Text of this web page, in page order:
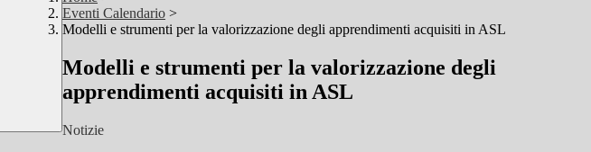
Eventi Calendario >
Modelli e strumenti per la valorizzazione degli apprendimenti acquisiti in ASL
Modelli e strumenti per la valorizzazione degli
apprendimenti acquisiti in ASL
Notizie